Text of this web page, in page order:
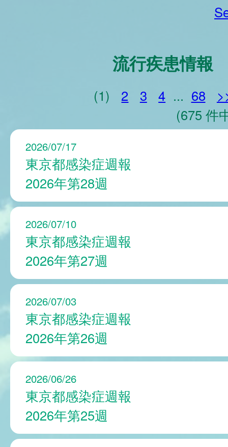
流行疾患情報
(1) 2 3 4 ... 68
(675 件
2026/07/17
東京都感染症週報
2026年第28週
2026/07/10
東京都感染症週報
2026年第27週
2026/07/03
東京都感染症週報
2026年第26週
2026/06/26
東京都感染症週報
2026年第25週